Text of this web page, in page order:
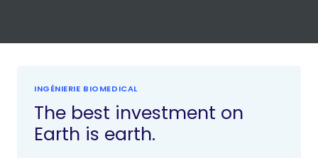
INGÉNIERIE BIOMEDICAL
The best investment on
Earth is earth.